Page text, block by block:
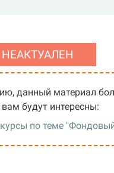
данный материал
будут интересны:
по теме